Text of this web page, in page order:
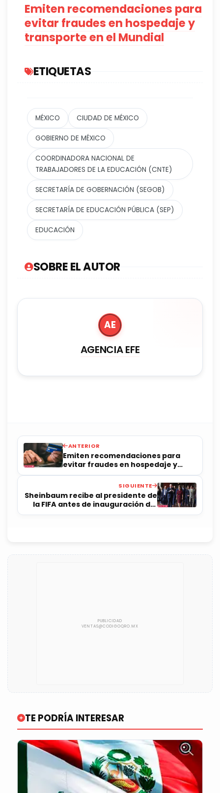
Emiten recomendaciones para
evitar fraudes en hospedaje y
transporte en el Mundial
ETIQUETAS
MÉXICO CIUDAD DE MÉXICO
GOBIERNO DE MÉXICO
COORDINADORA NACIONAL DE
TRABAJADORES DE LA EDUCACIÓN (CNTE)
SECRETARÍA DE GOBERNACIÓN (SEGOB)
SECRETARÍA DE EDUCACIÓN PÚBLICA (SEP)
EDUCACIÓN
SOBRE EL AUTOR
AE
AGENCIA EFE
ANTERIOR
Emiten recomendaciones para
evitar fraudes en hospedaje y
transporte en el Mundial
SIGUIENTE
Sheinbaum recibe al presidente de
la FIFA antes de inauguración del
Mundial
TE PODRÍA INTERESAR